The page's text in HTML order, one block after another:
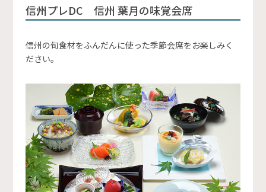
信州プレDC 信州 葉月の味覚会席
信州の旬食材をふんだんに使った季節会席をお楽しみく
ださい。